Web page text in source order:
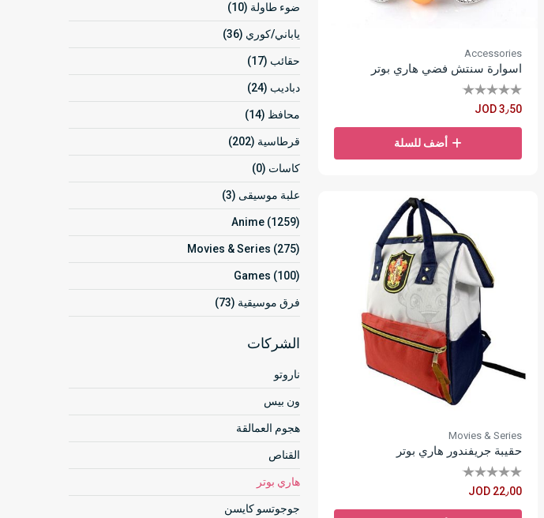
ضوء طاولة (10)
ياباني/كوري (36)
حقائب (17)
دباديب (24)
محافظ (14)
قرطاسية (202)
كاسات (0)
علبة موسيقى (3)
Anime (1259)
Movies & Series (275)
Games (100)
فرق موسيقية (73)
الشركات
ناروتو
ون بيس
هجوم العمالقة
القناص
هاري بوتر
جوجوتسو كايسن
Accessories
اسوارة سنتش فضي هاري بوتر
JOD 3٫50
أضف للسلة
Movies & Series
حقيبة جريفندور هاري بوتر
JOD 22٫00